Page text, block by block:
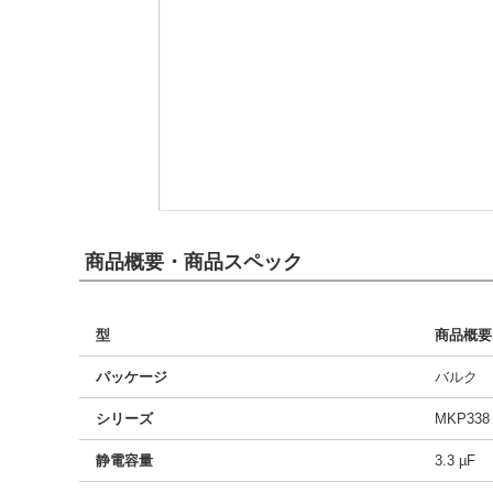
商品概要・商品スペック
型 商品概要
パッケージ バルク
シリーズ MKP338
静電容量 3.3 µF